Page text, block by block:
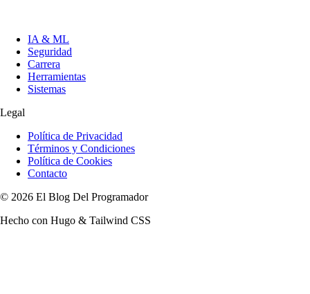
IA & ML
Seguridad
Carrera
Herramientas
Sistemas
Legal
Política de Privacidad
Términos y Condiciones
Política de Cookies
Contacto
© 2026 El Blog Del Programador
Hecho con Hugo & Tailwind CSS